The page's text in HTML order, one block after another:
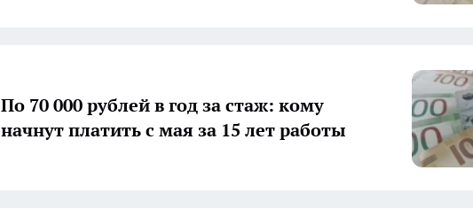
По 70 000 рублей в год за стаж: кому
начнут платить с мая за 15 лет работы